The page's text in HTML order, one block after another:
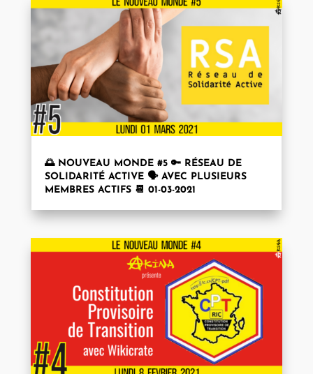
🌅 NOUVEAU MONDE #5 🔑 RÉSEAU DE
SOLIDARITÉ ACTIVE 🗣 AVEC PLUSIEURS
MEMBRES ACTIFS 📆 01-03-2021